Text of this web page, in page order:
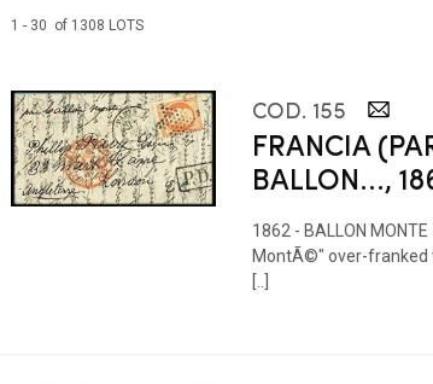
1 - 30 of 1308 LOTS
COD. 155
FRANCIA
BALLON...,
1862 - BALLON
MontÃ©" over-franked